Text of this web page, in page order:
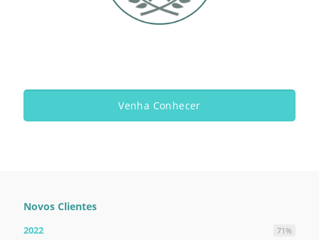
Venha Conhecer
Novos Clientes
2022 71%